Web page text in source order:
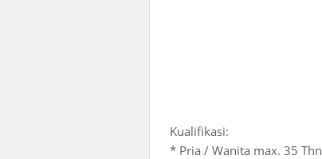
Kualifikasi:
* Pria / Wanita max. 35 Thn